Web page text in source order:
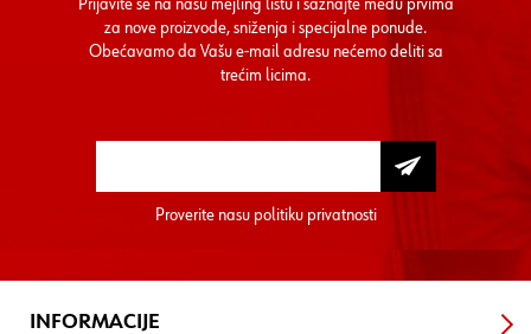
Prijavite se na našu mejling listu i saznajte među prvima
za nove proizvode, sniženja i specijalne ponude.
Obećavamo da Vašu e-mail adresu nećemo deliti sa
trećim licima.
Proverite nasu politiku privatnosti
INFORMACIJE